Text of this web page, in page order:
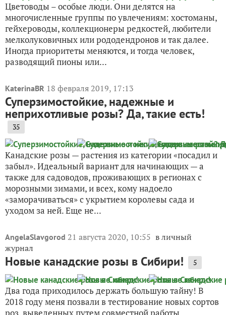
Цветоводы – особые люди. Они делятся на
многочисленные группы по увлечениям: хостоманы,
гейхероводы, коллекционеры редкостей, любители
мелколуковичных или рододендронов и так далее.
Иногда приоритеты меняются, и тогда человек,
разводящий пионы или...
KaterinaBR 18 февраля 2019, 17:13
Суперзимостойкие, надежные и
неприхотливые розы? Да, такие есть!
35
Канадские розы — растения из категории «посадил и
забыл». Идеальный вариант для начинающих — а
также для садоводов, проживающих в регионах с
морозными зимами, и всех, кому надоело
«заморачиваться» с укрытием королевы сада и
уходом за ней. Еще не...
AngelaSlavgorod 21 августа 2020, 10:55 в личный
журнал
Новые канадские розы в Сибири! 5
Два года приходилось держать большую тайну! В
2018 году меня позвали в тестирование новых сортов